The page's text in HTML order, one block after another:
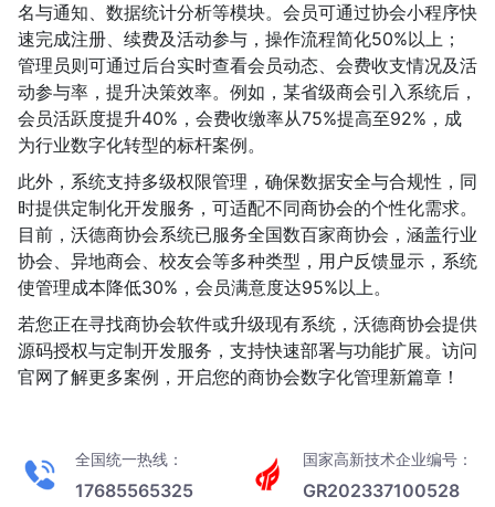
名与通知、数据统计分析等模块。会员可通过协会小程序快
速完成注册、续费及活动参与，操作流程简化50%以上；
管理员则可通过后台实时查看会员动态、会费收支情况及活
动参与率，提升决策效率。例如，某省级商会引入系统后，
会员活跃度提升40%，会费收缴率从75%提高至92%，成
为行业数字化转型的标杆案例。
此外，系统支持多级权限管理，确保数据安全与合规性，同
时提供定制化开发服务，可适配不同商协会的个性化需求。
目前，沃德商协会系统已服务全国数百家商协会，涵盖行业
协会、异地商会、校友会等多种类型，用户反馈显示，系统
使管理成本降低30%，会员满意度达95%以上。
若您正在寻找商协会软件或升级现有系统，沃德商协会提供
源码授权与定制开发服务，支持快速部署与功能扩展。访问
官网了解更多案例，开启您的商协会数字化管理新篇章！
全国统一热线：
17685565325
国家高新技术企业编号：
GR202337100528